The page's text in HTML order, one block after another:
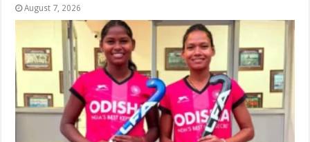
August 7, 2026